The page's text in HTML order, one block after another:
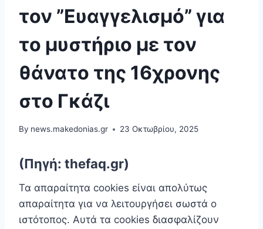
τον ”Ευαγγελισμό” για
το μυστήριο με τον
θάνατο της 16χρονης
στο Γκάζι
By news.makedonias.gr 23 Οκτωβρίου, 2025
(Πηγή: thefaq.gr)
Τα απαραίτητα cookies είναι απoλύτως
απαραίτητα για να λειτουργήσει σωστά ο
ιστότοπος. Αυτά τα cookies διασφαλίζουν